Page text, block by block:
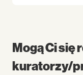
Mogą Ci się
kuratorzy/